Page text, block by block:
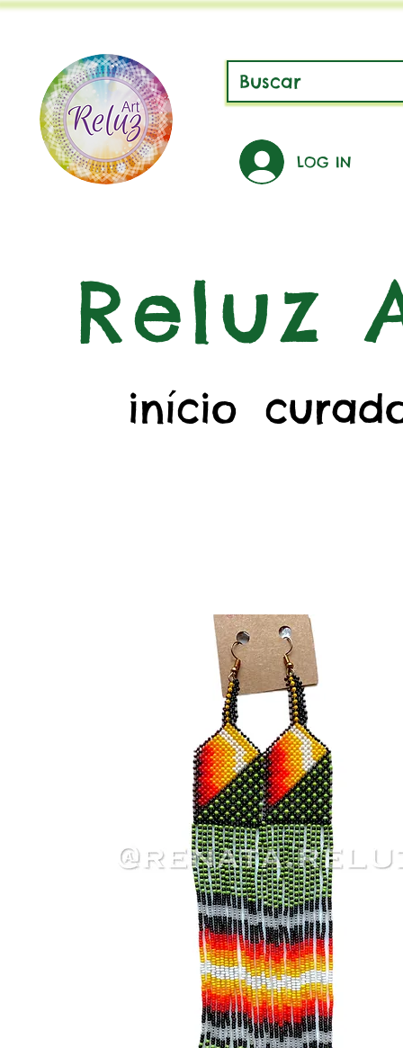
LOG IN
Reluz
início